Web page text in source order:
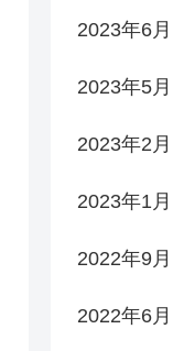
2023年6月
2023年5月
2023年2月
2023年1月
2022年9月
2022年6月